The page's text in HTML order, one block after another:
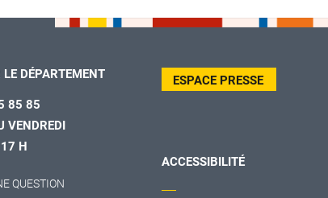
DÉPARTEMENT
85 85
VENDREDI
H
QUESTION
ESPACE PRESSE
ACCESSIBILITÉ